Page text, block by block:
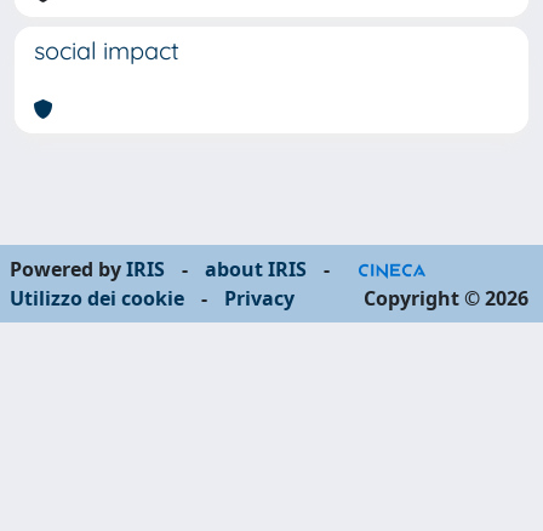
social impact
Powered byIRIS - about IRIS
-
Utilizzo dei cookie
- Privacy Copyright © 2026